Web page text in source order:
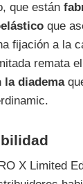
que están
que
fijación a la
remata
la diadema
X Limited